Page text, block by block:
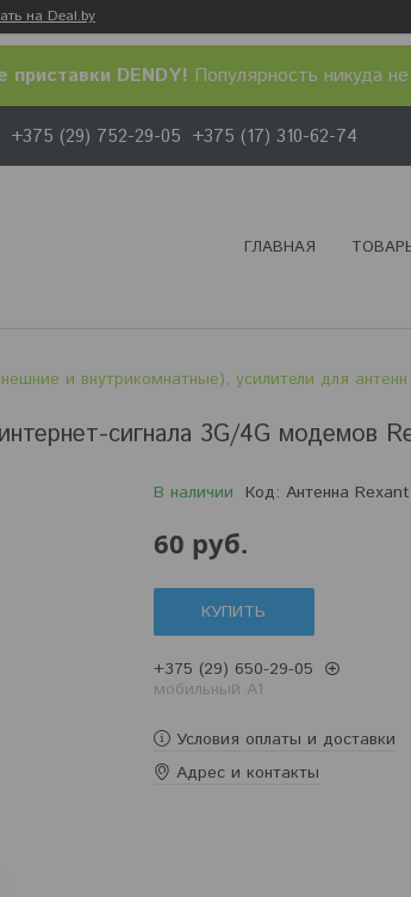
на Deal.by
приставки DENDY! Популярность никуда
+375 (29) 752-29-05 +375 (17) 310-62-74
ГЛАВНАЯ
и внутрикомнатные), усилители для антенн
сигнала 3G/4G модемов
В наличии Код: Антенна
60 руб.
КУПИТЬ
+375 (29) 650-29-05
мобильный A1
Условия оплаты и доставки
Адрес и контакты